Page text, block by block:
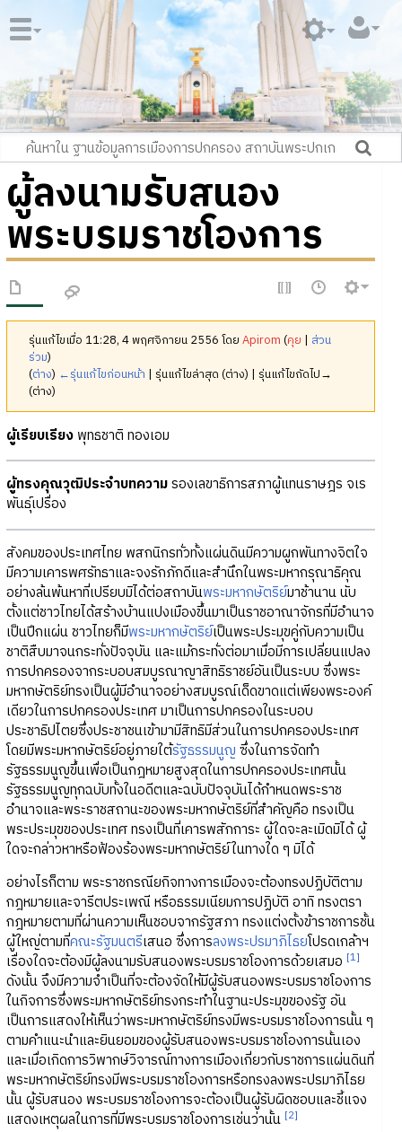
ผู้ลงนามรับสนอง
พระบรมราชโองการ
รุ่นแก้ไขเมื่อ 11:28, 4 พฤศจิกายน 2556 โดยApirom (คุย | ส่วน
ร่วม)
(ต่าง) ←รุ่นแก้ไขก่อนหน้า | รุ่นแก้ไขล่าสุด (ต่าง) | รุ่นแก้ไขถัดไป→
(ต่าง)
ผู้เรียบเรียงพุทธชาติ ทองเอม
ผู้ทรงคุณวุฒิประจำบทความรองเลขาธิการสภาผู้แทนราษฎร จเร
พันธุ์เปรื่อง
สังคมของประเทศไทย พสกนิกรทั่วทั้งแผ่นดินมีความผูกพันทางจิตใจ
มีความเคารพศรัทธาและจงรักภักดีและสำนึกในพระมหากรุณาธิคุณ
อย่างล้นพ้นหาที่เปรียบมิได้ต่อสถาบันพระมหากษัตริย์มาช้านาน นับ
ตั้งแต่ชาวไทยได้สร้างบ้านแปงเมืองขึ้นมาเป็นราชอาณาจักรที่มีอำนาจ
เป็นปึกแผ่น ชาวไทยก็มีพระมหากษัตริย์เป็นพระประมุขคู่กับความเป็น
ชาติสืบมาจนกระทั่งปัจจุบัน และแม้กระทั่งต่อมาเมื่อมีการเปลี่ยนแปลง
การปกครองจากระบอบสมบูรณาญาสิทธิราชย์อันเป็นระบบ ซึ่งพระ
มหากษัตริย์ทรงเป็นผู้มีอำนาจอย่างสมบูรณ์เด็ดขาดแต่เพียงพระองค์
เดียวในการปกครองประเทศ มาเป็นการปกครองในระบอบ
ประชาธิปไตยซึ่งประชาชนเข้ามามีสิทธิมีส่วนในการปกครองประเทศ
โดยมีพระมหากษัตริย์อยู่ภายใต้รัฐธรรมนูญ ซึ่งในการจัดทำ
รัฐธรรมนูญขึ้นเพื่อเป็นกฎหมายสูงสุดในการปกครองประเทศนั้น
รัฐธรรมนูญทุกฉบับทั้งในอดีตและฉบับปัจจุบันได้กำหนดพระราช
อำนาจและพระราชสถานะของพระมหากษัตริย์ที่สำคัญคือ ทรงเป็น
พระประมุขของประเทศ ทรงเป็นที่เคารพสักการะ ผู้ใดจะละเมิดมิได้ ผู้
ใดจะกล่าวหาหรือฟ้องร้องพระมหากษัตริย์ในทางใด ๆ มิได้
อย่างไรก็ตาม พระราชกรณียกิจทางการเมืองจะต้องทรงปฏิบัติตาม
กฎหมายและจารีตประเพณี หรือธรรมเนียมการปฏิบัติ อาทิ ทรงตรา
กฎหมายตามที่ผ่านความเห็นชอบจากรัฐสภา ทรงแต่งตั้งข้าราชการชั้น
ผู้ใหญ่ตามที่คณะรัฐมนตรีเสนอ ซึ่งการลงพระปรมาภิไธยโปรดเกล้าฯ
เรื่องใดจะต้องมีผู้ลงนามรับสนองพระบรมราชโองการด้วยเสมอ [1]
ดังนั้น จึงมีความจำเป็นที่จะต้องจัดให้มีผู้รับสนองพระบรมราชโองการ
ในกิจการซึ่งพระมหากษัตริย์ทรงกระทำในฐานะประมุขของรัฐ อัน
เป็นการแสดงให้เห็นว่าพระมหากษัตริย์ทรงมีพระบรมราชโองการนั้น ๆ
ตามคำแนะนำและยินยอมของผู้รับสนองพระบรมราชโองการนั้นเอง
และเมื่อเกิดการวิพากษ์วิจารณ์ทางการเมืองเกี่ยวกับราชการแผ่นดินที่
พระมหากษัตริย์ทรงมีพระบรมราชโองการหรือทรงลงพระปรมาภิไธย
นั้น ผู้รับสนอง พระบรมราชโองการจะต้องเป็นผู้รับผิดชอบและชี้แจง
แสดงเหตุผลในการที่มีพระบรมราชโองการเช่นว่านั้น [2]